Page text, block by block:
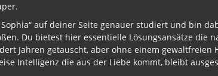
Sophia“ auf deiner Seite genauer studiert und bin
Du bietest hier essentielle Lösungsansätze die
Jahren getauscht, aber ohne einem gewaltfreien
Intelligenz die aus der Liebe kommt, bleibt